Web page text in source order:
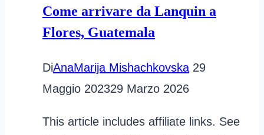
Come arrivare da Lanquin a
Flores, Guatemala
DiAnaMarija Mishachkovska 29
Maggio 202329 Marzo 2026
This article includes affiliate links. See